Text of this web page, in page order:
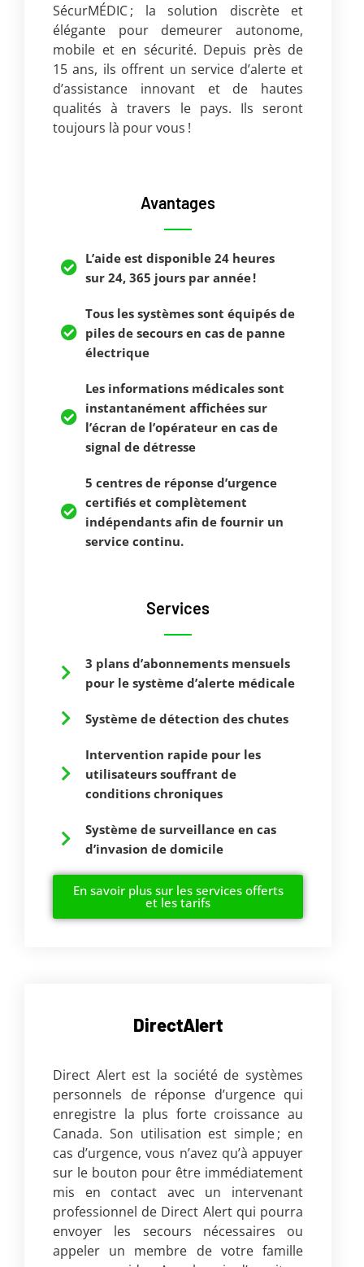
SécurMÉDIC ; la solution discrète et
élégante pour demeurer autonome,
mobile et en sécurité. Depuis près de
15 ans, ils offrent un service d’alerte et
d’assistance innovant et de hautes
qualités à travers le pays. Ils seront
toujours là pour vous !
Avantages
L’aide est disponible 24 heures
sur 24, 365 jours par année !
Tous les systèmes sont équipés de
piles de secours en cas de panne
électrique
Les informations médicales sont
instantanément affichées sur
l’écran de l’opérateur en cas de
signal de détresse
5 centres de réponse d’urgence
certifiés et complètement
indépendants afin de fournir un
service continu.
Services
3 plans d’abonnements mensuels
pour le système d’alerte médicale
Système de détection des chutes
Intervention rapide pour les
utilisateurs souffrant de
conditions chroniques
Système de surveillance en cas
d’invasion de domicile
En savoir plus sur les services offerts
et les tarifs
DirectAlert
Direct Alert est la société de systèmes
personnels de réponse d’urgence qui
enregistre la plus forte croissance au
Canada. Son utilisation est simple ; en
cas d’urgence, vous n’avez qu’à appuyer
sur le bouton pour être immédiatement
mis en contact avec un intervenant
professionnel de Direct Alert qui pourra
envoyer les secours nécessaires ou
appeler un membre de votre famille